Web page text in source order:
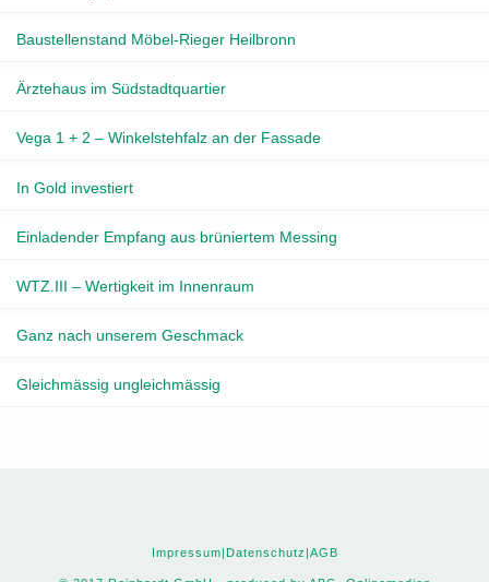
Baustellenstand Möbel-Rieger Heilbronn
Ärztehaus im Südstadtquartier
Vega 1 + 2 – Winkelstehfalz an der Fassade
In Gold investiert
Einladender Empfang aus brüniertem Messing
WTZ.III – Wertigkeit im Innenraum
Ganz nach unserem Geschmack
Gleichmässig ungleichmässig
Impressum Datenschutz AGB